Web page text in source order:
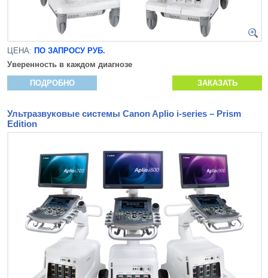
ЦЕНА: ПО ЗАПРОСУ РУБ.
Уверенность в каждом диагнозе
ПОДРОБНО ЗАКАЗАТЬ
Ультразвуковые системы Canon Aplio i-series – Prism
Edition